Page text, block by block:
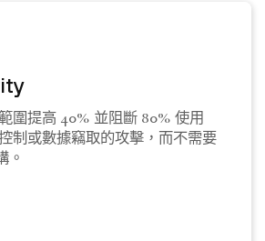
圍提高 40% 並阻斷 80% 使用
制或數據竊取的攻擊，而不需要
。